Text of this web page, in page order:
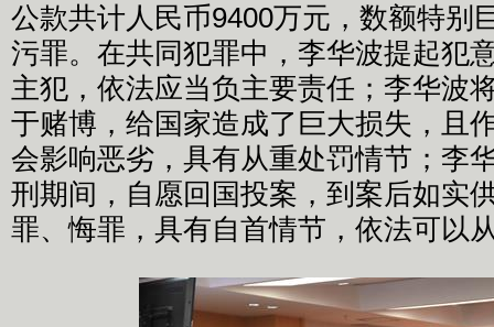
公款共计人民币9400万元，数额特别
污罪。在共同犯罪中，李华波提起犯
主犯，依法应当负主要责任；李华波
于赌博，给国家造成了巨大损失，且
会影响恶劣，具有从重处罚情节；李
刑期间，自愿回国投案，到案后如实
罪、悔罪，具有自首情节，依法可以